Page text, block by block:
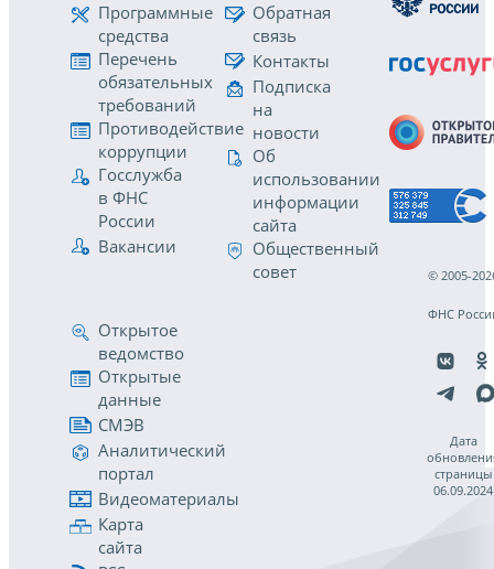
Программные
средства
Перечень
обязательных
требований
Противодействие
коррупции
Госслужба
в ФНС
России
Вакансии
Обратная
связь
Контакты
Подписка
на
новости
Об
использовании
информации
сайта
Общественный
совет
Открытое
ведомство
Открытые
данные
СМЭВ
Аналитический
портал
Видеоматериалы
Карта
сайта
© 2005-
ФНС
Дата
страницы
06.09.2024